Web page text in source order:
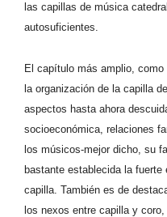
las capillas de música
autosuficientes.
El capítulo más amplio,
la organización de la capilla
aspectos hasta ahora
socioeconómica, relaciones
los músicos-mejor dicho, su
bastante establecida la
capilla. También es de
los nexos entre capilla y